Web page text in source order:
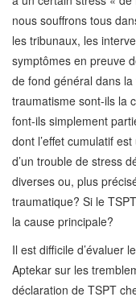
nous souffrons tous
les tribunaux, les
symptômes en preuve
de fond général dans
traumatisme sont-ils la
font-ils simplement
dont l’effet cumulatif
d’un trouble de stress
diverses ou, plus
traumatique? Si le
la cause principale?
Il est difficile d’évaluer
Aptekar sur les
déclaration de TSPT